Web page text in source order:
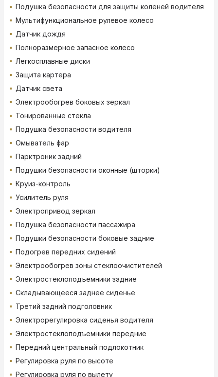
Подушка безопасности для защиты коленей водителя
Мультифункциональное рулевое колесо
Датчик дождя
Полноразмерное запасное колесо
Легкосплавные диски
Защита картера
Датчик света
Электрообогрев боковых зеркал
Тонированные стекла
Подушка безопасности водителя
Омыватель фар
Парктроник задний
Подушки безопасности оконные (шторки)
Круиз-контроль
Усилитель руля
Электропривод зеркал
Подушка безопасности пассажира
Подушки безопасности боковые задние
Подогрев передних сидений
Электрообогрев зоны стеклоочистителей
Электростеклоподъемники задние
Складывающееся заднее сиденье
Третий задний подголовник
Электрорегулировка сиденья водителя
Электростеклоподъемники передние
Передний центральный подлокотник
Регулировка руля по высоте
Регулировка руля по вылету